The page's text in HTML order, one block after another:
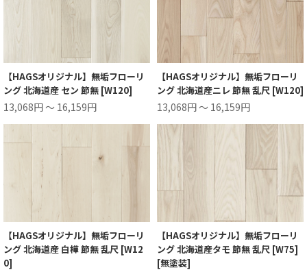
【HAGSオリジナル】無垢フローリ
ング 北海道産 セン 節無 [W120]
13,068円 ～ 16,159円
【HAGSオリジナル】無垢フローリ
ング 北海道産ニレ 節無 乱尺 [W120]
13,068円 ～ 16,159円
【HAGSオリジナル】無垢フローリ
ング 北海道産 白樺 節無 乱尺 [W12
0]
【HAGSオリジナル】無垢フローリ
ング 北海道産タモ 節無 乱尺 [W75]
[無塗装]